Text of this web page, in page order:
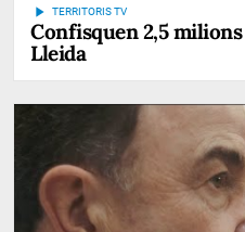
play_arrow TERRITORIS TV
Confisquen 2,5
Lleida